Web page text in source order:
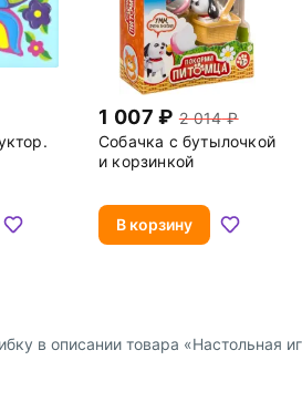
1 007
2 014
Собачка с бутылочкой
и корзинкой
В корзину
в описании товара «Настольная